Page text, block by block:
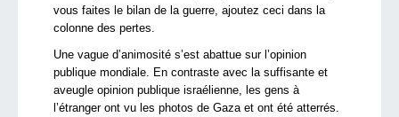
vous faites le bilan de la guerre, ajoutez ceci dans la
colonne des pertes.
Une vague d’animosité s’est abattue sur l’opinion
publique mondiale. En contraste avec la suffisante et
aveugle opinion publique israélienne, les gens à
l’étranger ont vu les photos de Gaza et ont été atterrés.